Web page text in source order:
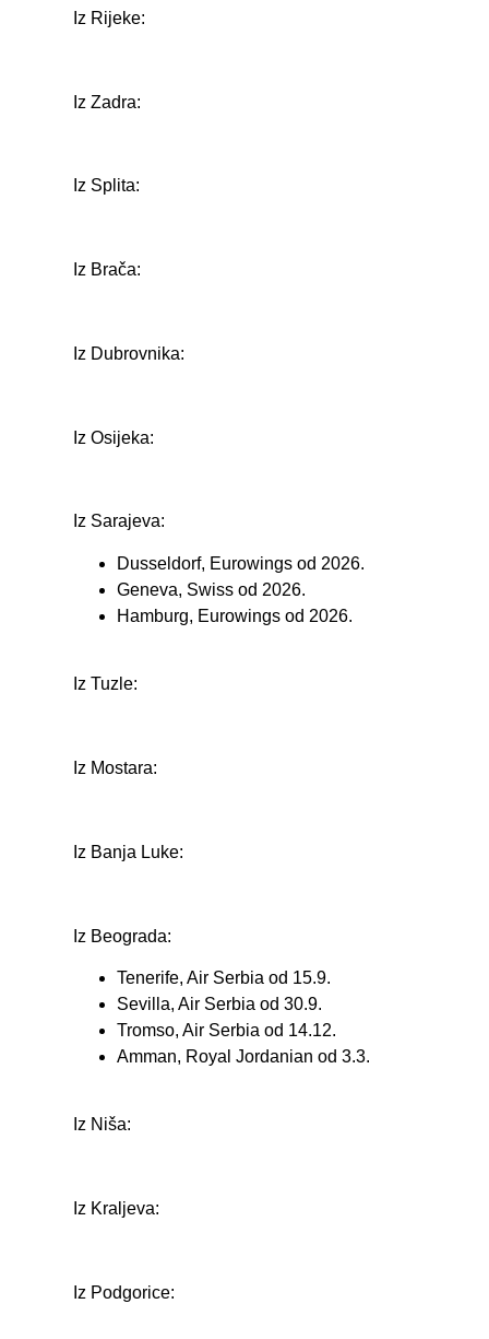
Iz Rijeke:
Iz Zadra:
Iz Splita:
Iz Brača:
Iz Dubrovnika:
Iz Osijeka:
Iz Sarajeva:
Dusseldorf, Eurowings od 2026.
Geneva, Swiss od 2026.
Hamburg, Eurowings od 2026.
Iz Tuzle:
Iz Mostara:
Iz Banja Luke:
Iz Beograda:
Tenerife, Air Serbia od 15.9.
Sevilla, Air Serbia od 30.9.
Tromso, Air Serbia od 14.12.
Amman, Royal Jordanian od 3.3.
Iz Niša:
Iz Kraljeva:
Iz Podgorice: